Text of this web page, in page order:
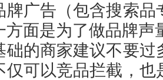
牌广告 （包含搜索品
方面是为了做品牌
础的商家建议不要
仅可以竞品拦截，